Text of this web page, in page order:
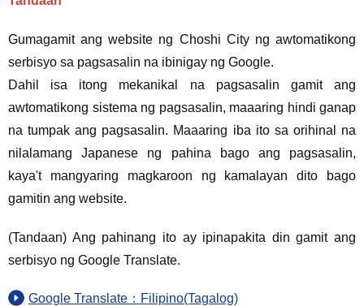
Gumagamit ang website ng Choshi City ng awtomatikong
serbisyo sa pagsasalin na ibinigay ng Google.
Dahil isa itong mekanikal na pagsasalin gamit ang
awtomatikong sistema ng pagsasalin, maaaring hindi ganap
na tumpak ang pagsasalin. Maaaring iba ito sa orihinal na
nilalamang Japanese ng pahina bago ang pagsasalin,
kaya't mangyaring magkaroon ng kamalayan dito bago
gamitin ang website.
(Tandaan) Ang pahinang ito ay ipinapakita din gamit ang
serbisyo ng Google Translate.
Google Translate：Filipino(Tagalog)